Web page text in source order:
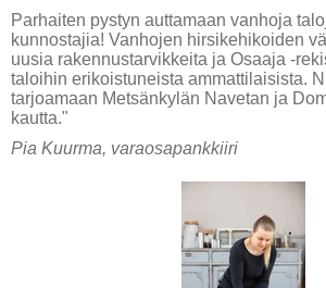
Parhaiten pystyn auttamaan vanhoja
kunnostajia! Vanhojen hirsikehikoiden
uusia rakennustarvikkeita ja Osaaja -
taloihin erikoistuneista ammattilaisista.
tarjoamaan Metsänkylän Navetan ja
kautta."
Pia Kuurma, varaosapankkiiri